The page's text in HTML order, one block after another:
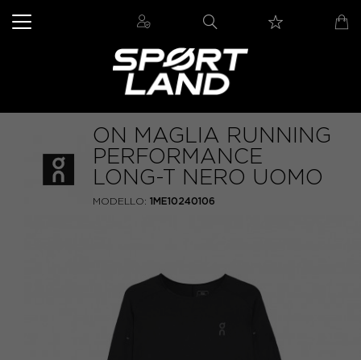
ON MAGLIA RUNNING
PERFORMANCE
LONG-T NERO UOMO
MODELLO: 1ME10240106